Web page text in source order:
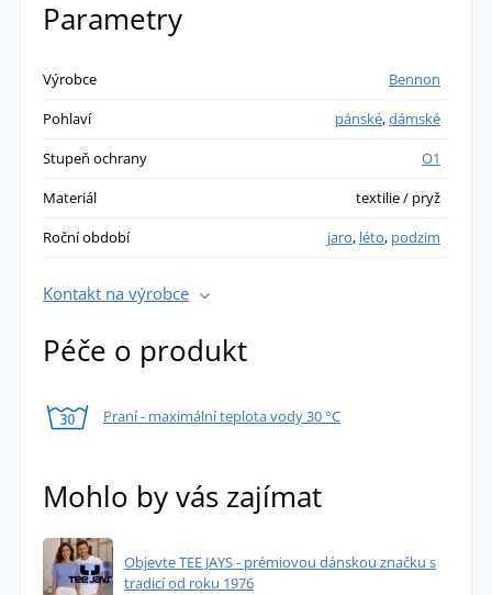
Parametry
Výrobce
Bennon
Pohlaví
pánské,dámské
Stupeň ochrany
O1
Materiál
textilie / pryž
Roční období
jaro, léto, podzim
Kontakt na výrobce
Péče o produkt
Praní - maximální teplota vody 30 °C
Mohlo by vás zajímat
Objevte TEE JAYS - prémiovou dánskou značku s
tradicí od roku 1976